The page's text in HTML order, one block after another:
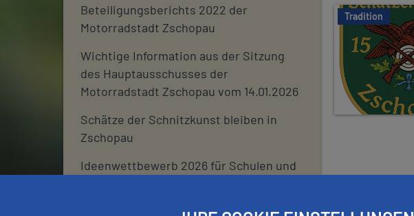
Beteiligungsberichts 2022 der
Motorradstadt Zschopau
Wichtige Information aus der Sitzung
des Hauptausschusses der
Motorradstadt Zschopau vom 14.01.2026
Schätze der Schnitzkunst bleiben in
Zschopau
Ideenwettbewerb 2026 für Schulen und
Stadtjournal 2026: Wir suchen euch
Tradition
S
I